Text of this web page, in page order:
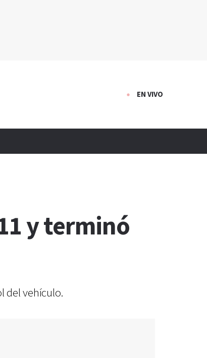
EN VIVO
y terminó
del vehículo.